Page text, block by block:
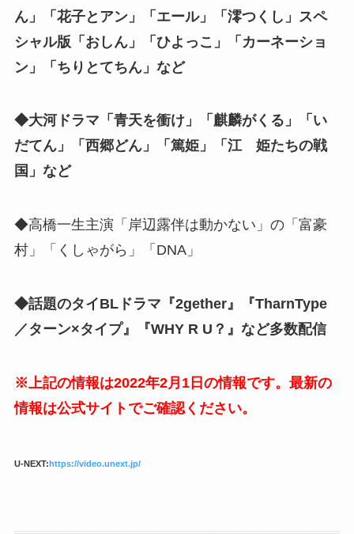
ん」「花子とアン」「エール」「澪つくし」スペ
シャル版「おしん」「ひよっこ」「カーネーショ
ン」「ちりとてちん」など
◆大河ドラマ「青天を衝け」「麒麟がくる」「い
だてん」「西郷どん」「篤姫」「江 姫たちの戦
国」など
◆高橋一生主演「岸辺露伴は動かない」の「富豪
村」「くしゃがら」「DNA」
◆話題のタイBLドラマ『2gether』『TharnType
／ターン×タイプ』『WHY R U？』など多数配信
※上記の情報は2022年2月1日の情報です。最新の
情報は公式サイトでご確認ください。
U-NEXT:https://video.unext.jp/